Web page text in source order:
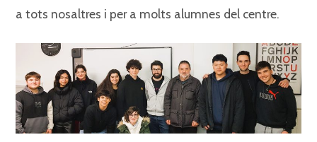
a tots nosaltres i per a molts alumnes del centre.